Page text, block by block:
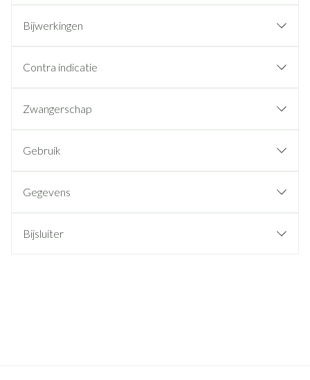
Bijwerkingen
Contra indicatie
Zwangerschap
Gebruik
Gegevens
Bijsluiter